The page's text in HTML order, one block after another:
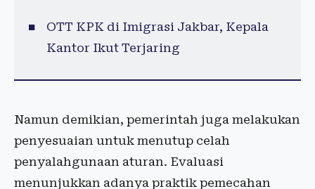
OTT KPK di Imigrasi Jakbar, Kepala
Kantor Ikut Terjaring
Namun demikian, pemerintah juga melakukan
penyesuaian untuk menutup celah
penyalahgunaan aturan. Evaluasi
menunjukkan adanya praktik pemecahan